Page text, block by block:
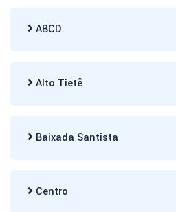
ABCD
Alto Tietê
Baixada Santista
Centro